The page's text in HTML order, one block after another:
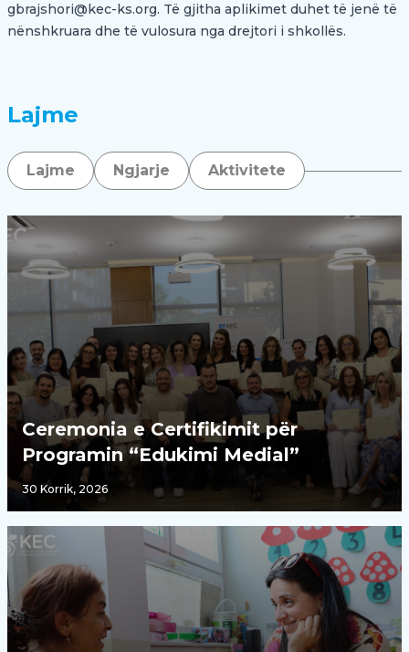
gbrajshori@kec-ks.org. Të gjitha aplikimet duhet të jenë të
nënshkruara dhe të vulosura nga drejtori i shkollës.
Lajme
Lajme Ngjarje Aktivitete
Ceremonia e Certifikimit për
Programin “Edukimi Medial”
30 Korrik, 2026